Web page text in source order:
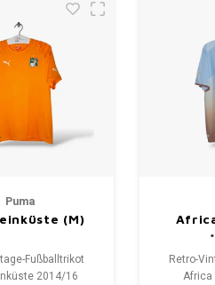
Puma
(M)
Fußballtrikot
2014/16
Retro-
Africa